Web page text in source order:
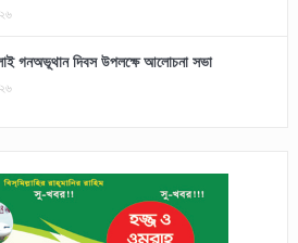
গনঅভূথান দিবস উপলক্ষে আলোচনা সভা